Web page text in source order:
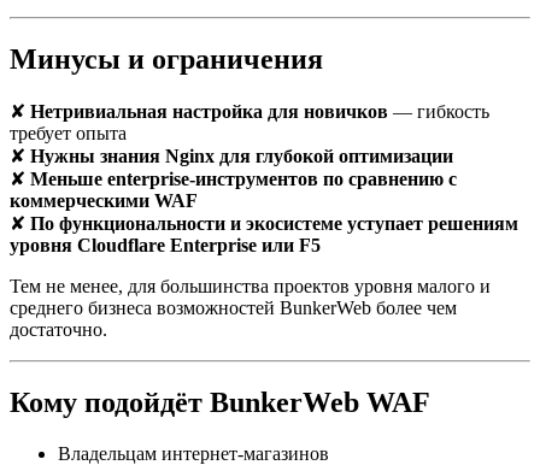
Минусы и ограничения
✘ Нетривиальная настройка для новичков — гибкость
требует опыта
✘ Нужны знания Nginx для глубокой оптимизации
✘ Меньше enterprise-инструментов по сравнению с
коммерческими WAF
✘ По функциональности и экосистеме уступает решениям
уровня Cloudflare Enterprise или F5
Тем не менее, для большинства проектов уровня малого и
среднего бизнеса возможностей BunkerWeb более чем
достаточно.
Кому подойдёт BunkerWeb WAF
Владельцам интернет-магазинов